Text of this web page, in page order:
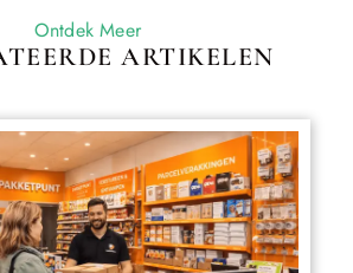
Ontdek Meer
ARTIKELEN